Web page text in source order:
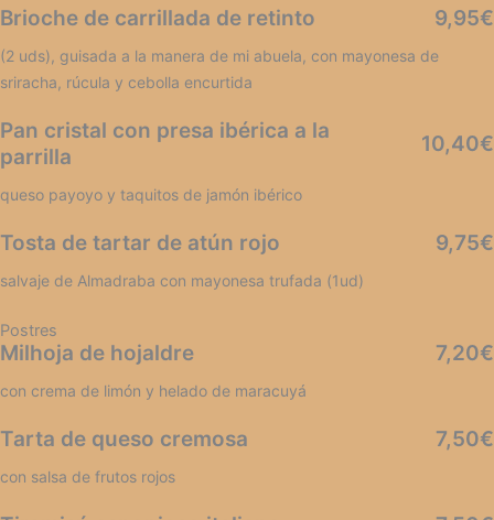
Brioche de carrillada de retinto 9,95€
(2 uds), guisada a la manera de mi abuela, con mayonesa de
sriracha, rúcula y cebolla encurtida
Pan cristal con presa ibérica a la
parrilla
10,40€
queso payoyo y taquitos de jamón ibérico
Tosta de tartar de atún rojo 9,75€
salvaje de Almadraba con mayonesa trufada (1ud)
Postres
Milhoja de hojaldre 7,20€
con crema de limón y helado de maracuyá
Tarta de queso cremosa 7,50€
con salsa de frutos rojos